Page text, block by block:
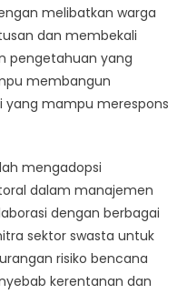
melibatkan warga
dan membekali
pengetahuan yang
membangun
mampu merespons
mengadopsi
dalam manajemen
dengan berbagai
sektor swasta untuk
risiko bencana
kerentanan dan